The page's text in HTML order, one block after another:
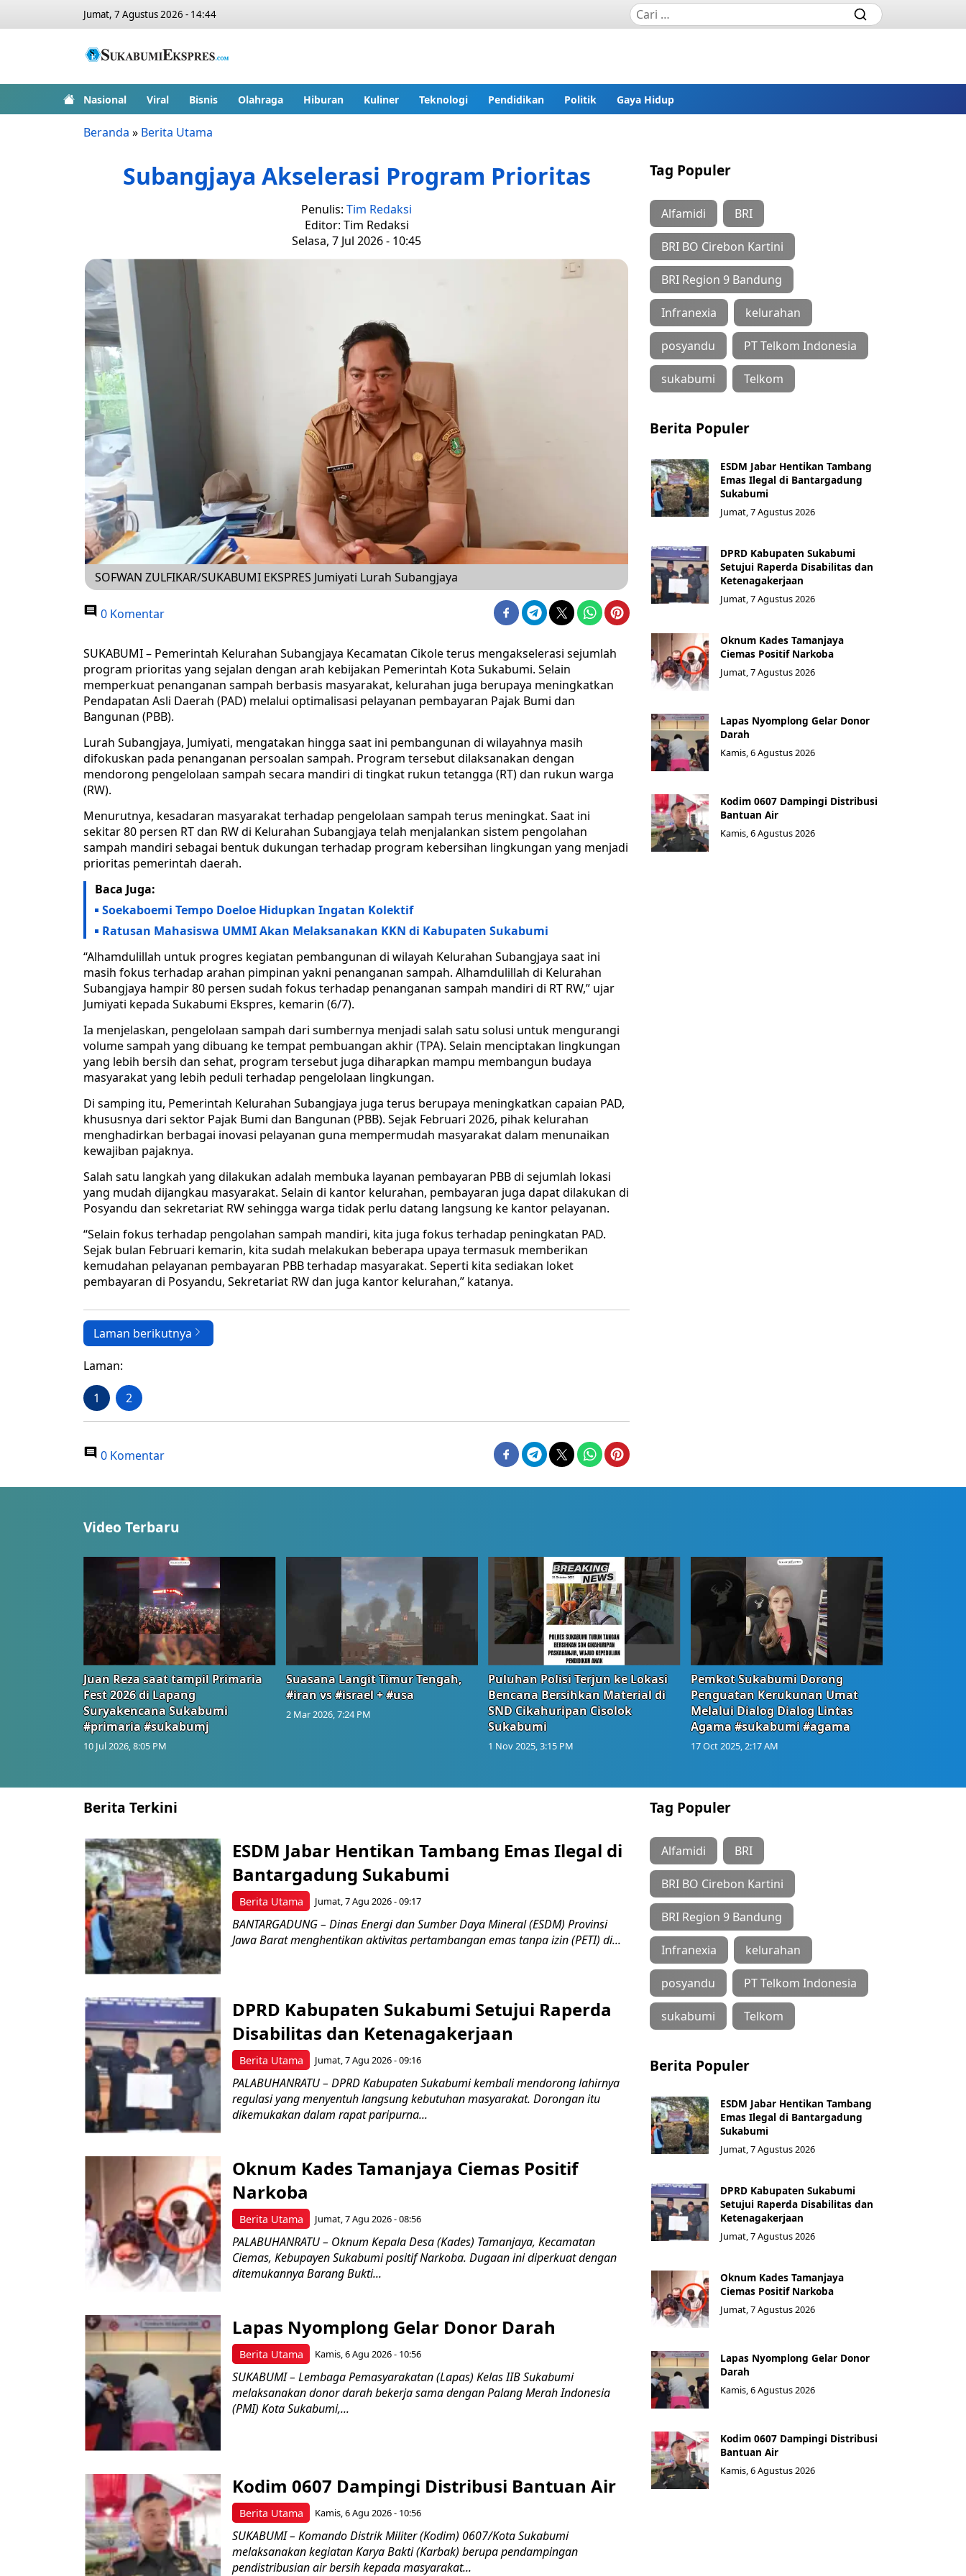
Jumat, 7 Agustus 2026 - 14:44
Nasional Viral Bisnis Olahraga Hiburan Kuliner Teknologi Pendidikan Politik Gaya Hidup
Beranda » Berita Utama
Subangjaya Akselerasi Program Prioritas
Penulis: Tim Redaksi
Editor: Tim Redaksi
Selasa, 7 Jul 2026 - 10:45
SOFWAN ZULFIKAR/SUKABUMI EKSPRES Jumiyati Lurah Subangjaya
0 Komentar
SUKABUMI – Pemerintah Kelurahan Subangjaya Kecamatan Cikole terus mengakselerasi sejumlah
program prioritas yang sejalan dengan arah kebijakan Pemerintah Kota Sukabumi. Selain
memperkuat penanganan sampah berbasis masyarakat, kelurahan juga berupaya meningkatkan
Pendapatan Asli Daerah (PAD) melalui optimalisasi pelayanan pembayaran Pajak Bumi dan
Bangunan (PBB).
Lurah Subangjaya, Jumiyati, mengatakan hingga saat ini pembangunan di wilayahnya masih
difokuskan pada penanganan persoalan sampah. Program tersebut dilaksanakan dengan
mendorong pengelolaan sampah secara mandiri di tingkat rukun tetangga (RT) dan rukun warga
(RW).
Menurutnya, kesadaran masyarakat terhadap pengelolaan sampah terus meningkat. Saat ini
sekitar 80 persen RT dan RW di Kelurahan Subangjaya telah menjalankan sistem pengolahan
sampah mandiri sebagai bentuk dukungan terhadap program kebersihan lingkungan yang menjadi
prioritas pemerintah daerah.
Baca Juga:
Soekaboemi Tempo Doeloe Hidupkan Ingatan Kolektif
Ratusan Mahasiswa UMMI Akan Melaksanakan KKN di Kabupaten Sukabumi
“Alhamdulillah untuk progres kegiatan pembangunan di wilayah Kelurahan Subangjaya saat ini
masih fokus terhadap arahan pimpinan yakni penanganan sampah. Alhamdulillah di Kelurahan
Subangjaya hampir 80 persen sudah fokus terhadap penanganan sampah mandiri di RT RW,” ujar
Jumiyati kepada Sukabumi Ekspres, kemarin (6/7).
Ia menjelaskan, pengelolaan sampah dari sumbernya menjadi salah satu solusi untuk mengurangi
volume sampah yang dibuang ke tempat pembuangan akhir (TPA). Selain menciptakan lingkungan
yang lebih bersih dan sehat, program tersebut juga diharapkan mampu membangun budaya
masyarakat yang lebih peduli terhadap pengelolaan lingkungan.
Di samping itu, Pemerintah Kelurahan Subangjaya juga terus berupaya meningkatkan capaian PAD,
khususnya dari sektor Pajak Bumi dan Bangunan (PBB). Sejak Februari 2026, pihak kelurahan
menghadirkan berbagai inovasi pelayanan guna mempermudah masyarakat dalam menunaikan
kewajiban pajaknya.
Salah satu langkah yang dilakukan adalah membuka layanan pembayaran PBB di sejumlah lokasi
yang mudah dijangkau masyarakat. Selain di kantor kelurahan, pembayaran juga dapat dilakukan di
Posyandu dan sekretariat RW sehingga warga tidak perlu datang langsung ke kantor pelayanan.
“Selain fokus terhadap pengolahan sampah mandiri, kita juga fokus terhadap peningkatan PAD.
Sejak bulan Februari kemarin, kita sudah melakukan beberapa upaya termasuk memberikan
kemudahan pelayanan pembayaran PBB terhadap masyarakat. Seperti kita sediakan loket
pembayaran di Posyandu, Sekretariat RW dan juga kantor kelurahan,” katanya.
Laman berikutnya
Laman:
1 2
0 Komentar
Tag Populer
Alfamidi BRI
BRI BO Cirebon Kartini
BRI Region 9 Bandung
Infranexia kelurahan
posyandu PT Telkom Indonesia
sukabumi Telkom
Berita Populer
ESDM Jabar Hentikan Tambang
Emas Ilegal di Bantargadung
Sukabumi
Jumat, 7 Agustus 2026
DPRD Kabupaten Sukabumi
Setujui Raperda Disabilitas dan
Ketenagakerjaan
Jumat, 7 Agustus 2026
Oknum Kades Tamanjaya
Ciemas Positif Narkoba
Jumat, 7 Agustus 2026
Lapas Nyomplong Gelar Donor
Darah
Kamis, 6 Agustus 2026
Kodim 0607 Dampingi Distribusi
Bantuan Air
Kamis, 6 Agustus 2026
Video Terbaru
Juan Reza saat tampil Primaria
Fest 2026 di Lapang
Suryakencana Sukabumi
#primaria #sukabumj
10 Jul 2026, 8:05 PM
Suasana Langit Timur Tengah,
#iran vs #israel + #usa
2 Mar 2026, 7:24 PM
Puluhan Polisi Terjun ke Lokasi
Bencana Bersihkan Material di
SND Cikahuripan Cisolok
Sukabumi
1 Nov 2025, 3:15 PM
Pemkot Sukabumi Dorong
Penguatan Kerukunan Umat
Melalui Dialog Dialog Lintas
Agama #sukabumi #agama
17 Oct 2025, 2:17 AM
Berita Terkini
Berita Utama
ESDM Jabar Hentikan Tambang Emas Ilegal di
Bantargadung Sukabumi
Jumat, 7 Agu 2026 - 09:17
BANTARGADUNG – Dinas Energi dan Sumber Daya Mineral (ESDM) Provinsi
Jawa Barat menghentikan aktivitas pertambangan emas tanpa izin (PETI) di...
Berita Utama
DPRD Kabupaten Sukabumi Setujui Raperda
Disabilitas dan Ketenagakerjaan
Jumat, 7 Agu 2026 - 09:16
PALABUHANRATU – DPRD Kabupaten Sukabumi kembali mendorong lahirnya
regulasi yang menyentuh langsung kebutuhan masyarakat. Dorongan itu
dikemukakan dalam rapat paripurna...
Berita Utama
Oknum Kades Tamanjaya Ciemas Positif
Narkoba
Jumat, 7 Agu 2026 - 08:56
PALABUHANRATU – Oknum Kepala Desa (Kades) Tamanjaya, Kecamatan
Ciemas, Kebupayen Sukabumi positif Narkoba. Dugaan ini diperkuat dengan
ditemukannya Barang Bukti...
Berita Utama
Lapas Nyomplong Gelar Donor Darah
Kamis, 6 Agu 2026 - 10:56
SUKABUMI – Lembaga Pemasyarakatan (Lapas) Kelas IIB Sukabumi
melaksanakan donor darah bekerja sama dengan Palang Merah Indonesia
(PMI) Kota Sukabumi,...
Berita Utama
Kodim 0607 Dampingi Distribusi Bantuan Air
Kamis, 6 Agu 2026 - 10:56
SUKABUMI – Komando Distrik Militer (Kodim) 0607/Kota Sukabumi
melaksanakan kegiatan Karya Bakti (Karbak) berupa pendampingan
pendistribusian air bersih kepada masyarakat...
Tag Populer
Alfamidi BRI
BRI BO Cirebon Kartini
BRI Region 9 Bandung
Infranexia kelurahan
posyandu PT Telkom Indonesia
sukabumi Telkom
Berita Populer
ESDM Jabar Hentikan Tambang
Emas Ilegal di Bantargadung
Sukabumi
Jumat, 7 Agustus 2026
DPRD Kabupaten Sukabumi
Setujui Raperda Disabilitas dan
Ketenagakerjaan
Jumat, 7 Agustus 2026
Oknum Kades Tamanjaya
Ciemas Positif Narkoba
Jumat, 7 Agustus 2026
Lapas Nyomplong Gelar Donor
Darah
Kamis, 6 Agustus 2026
Kodim 0607 Dampingi Distribusi
Bantuan Air
Kamis, 6 Agustus 2026